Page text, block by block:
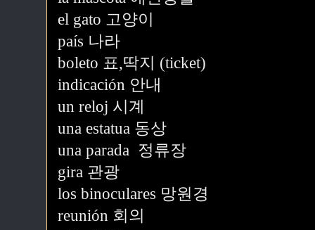
el gato 고양이
país 나라
boleto 표,딱지 (ticket)
indicación 안내
un reloj 시계
una estatua 동상
una parada 정류장
gira 관광
los binoculares 망원경
reunión 회의